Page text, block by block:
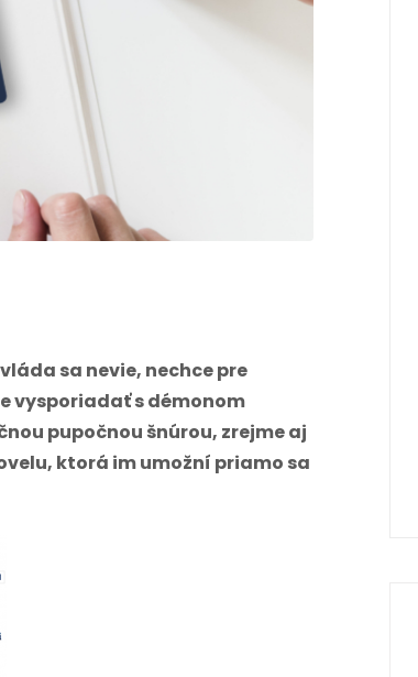
sa nevie, nechce pre
vysporiadať s démonom
pupočnou šnúrou, zrejme aj
ktorá im umožní priamo sa